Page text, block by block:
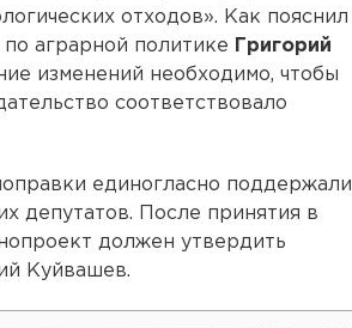
отходов». Как пояснил
аграрной политике
Григорий
изменений необходимо, чтобы
соответствовало
единогласно поддержали
депутатов. После принятия в
должен утвердить
Куйвашев.